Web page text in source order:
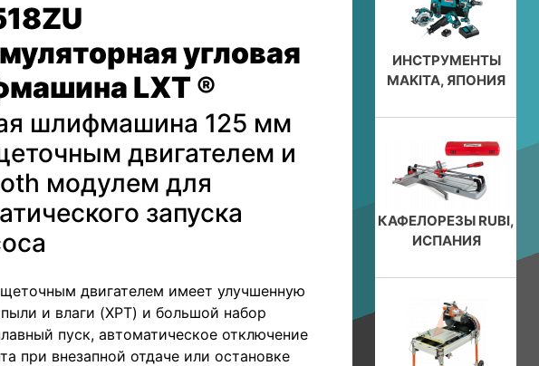
угловая
LXT ®
шлифмашина 125 мм
двигателем и
модулем для
запуска
двигателем имеет улучшенную
и влаги (XPT) и большой набор
пуск, автоматическое отключение
при внезапной отдаче или остановке
ИНСТРУМЕНТЫ
MAKITA, ЯПОНИЯ
КАФЕЛОРЕЗЫ RUBI,
ИСПАНИЯ